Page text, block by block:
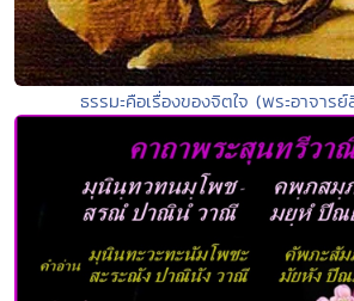
ธรรมะคือเรื่องของจิตใจ (พระอาจาร